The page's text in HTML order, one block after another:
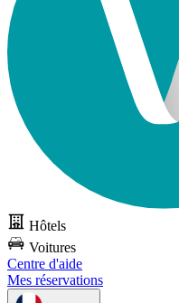
Hôtels
Voitures
Centre d'aide
Mes réservations